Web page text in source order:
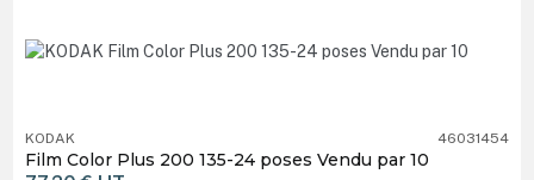
KODAK 46031454
Film Color Plus 200 135-24 poses Vendu par 10